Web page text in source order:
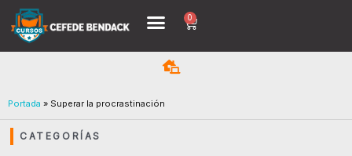
Menu
0
Cart
Portada » Superar la procrastinación
CATEGORÍAS